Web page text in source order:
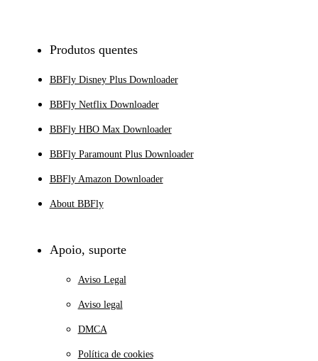
Produtos quentes
BBFly Disney Plus Downloader
BBFly Netflix Downloader
BBFly HBO Max Downloader
BBFly Paramount Plus Downloader
BBFly Amazon Downloader
About BBFly
Apoio, suporte
Aviso Legal
Aviso legal
DMCA
Política de cookies